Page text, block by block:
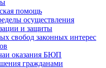
помощь
осуществления
и защиты
свобод законных интерес
оказания БЮП
гражданами